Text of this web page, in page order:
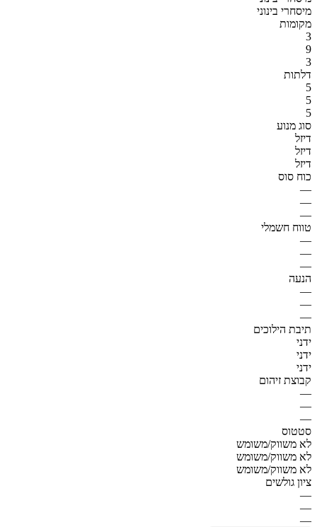
מיסחרי בינוני
מקומות
3
9
3
דלתות
5
5
5
סוג מנוע
דיזל
דיזל
דיזל
כוח סוס
—
—
—
טווח חשמלי
—
—
—
הנעה
—
—
—
תיבת הילוכים
ידני
ידני
ידני
קבוצת זיהום
—
—
—
סטטוס
לא משווק/משומש
לא משווק/משומש
לא משווק/משומש
ציון גולשים
—
—
—